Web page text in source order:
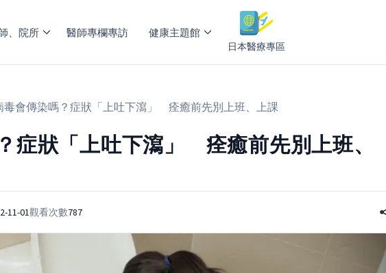
、院所 醫師專欄專訪 健康主題館
日本醫療專區
毒會傳染嗎？症狀「上吐下瀉」 痊癒前先別上班、上課
症狀「上吐下瀉」 痊癒前先別上班、
11-01觀看次數787